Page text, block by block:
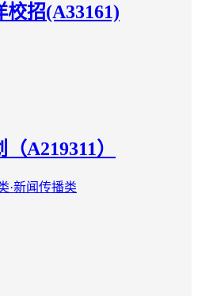
校招(A33161)
A219311）
·新闻传播类